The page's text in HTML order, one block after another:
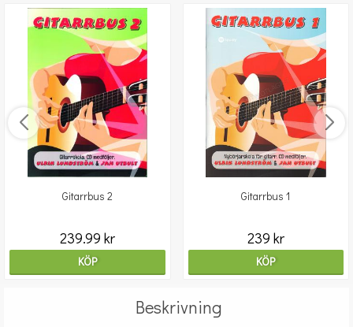
Gitarrbus 2
239.99 kr
KÖP
Gitarrbus 1
239 kr
KÖP
Beskrivning